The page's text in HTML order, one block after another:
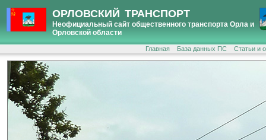
ОРЛОВСКИЙ ТРАНСПОРТ
Неофициальный сайт общественного транспорта Орла и
Орловской области
Главная База данных ПС Статьи и